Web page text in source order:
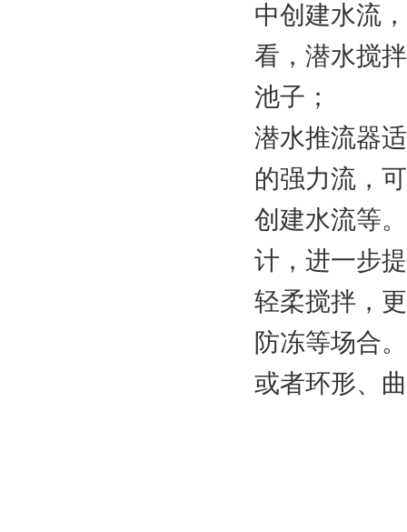
中创建水流
看，潜水搅
池子；
潜水推流器
的强力流，
创建水流等
计，进一步
轻柔搅拌，
防冻等场合
或者环形、